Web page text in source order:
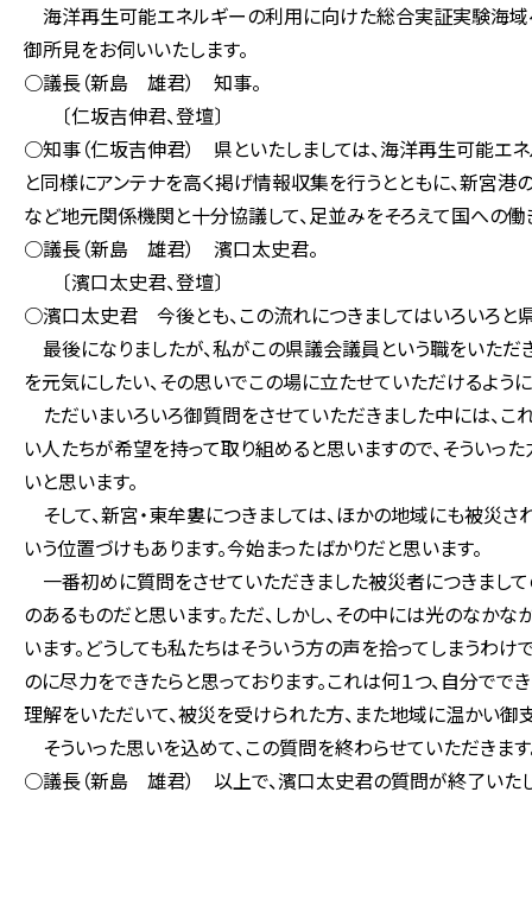
海洋再生可能エネルギーの利用に向けた総合実証実験海域
御所見をお伺いいたします。
○議長（新島 雄君） 知事。
〔仁坂吉伸君、登壇〕
○知事（仁坂吉伸君） 県といたしましては、海洋再生可能エ
と同様にアンテナを高く掲げ情報収集を行うとともに、新宮
など地元関係機関と十分協議して、足並みをそろえて国への働
○議長（新島 雄君） 濱口太史君。
〔濱口太史君、登壇〕
○濱口太史君 今後とも、この流れにつきましてはいろいろと県
最後になりましたが、私がこの県議会議員という職をいただ
を元気にしたい、その思いでこの場に立たせていただけるように
ただいまいろいろ御質問をさせていただきました中には、こ
い人たちが希望を持って取り組めると思いますので、そういっ
いと思います。
そして、新宮・東牟婁につきましては、ほかの地域にも被災
いう位置づけもあります。今始まったばかりだと思います。
一番初めに質問をさせていただきました被災者につきまし
のあるものだと思います。ただ、しかし、その中には光のなか
います。どうしても私たちはそういう方の声を拾ってしまうわ
のに尽力をできたらと思っております。これは何１つ、自分で
理解をいただいて、被災を受けられた方、また地域に温かい御
そういった思いを込めて、この質問を終わらせていただきます
○議長（新島 雄君） 以上で、濱口太史君の質問が終了いた